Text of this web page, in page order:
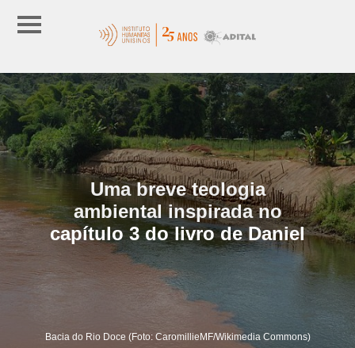
Uma breve teologia
ambiental inspirada no
capítulo 3 do livro de Daniel
Bacia do Rio Doce (Foto: CaromillieMF/Wikimedia Commons)